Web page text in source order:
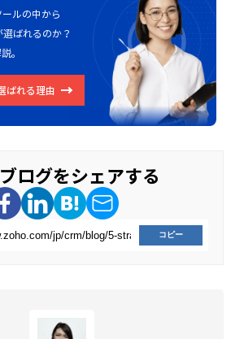
ルの中から
ばれるのか？
。
ばれる理由
ログをシェアする
コピー